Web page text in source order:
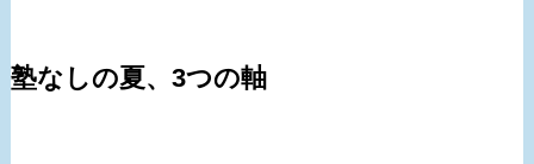
塾なしの夏、3つの軸